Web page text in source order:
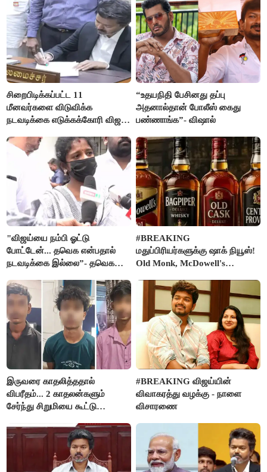
சிறைபிடிக்கப்பட்ட 11
மீனவர்களை விடுவிக்க
நடவடிக்கை எடுக்கக்கோரி விஜய்
“உதயநிதி பேசினது தப்பு
அதனால்தான் போலீஸ் கைது
பண்ணாங்க”- விஷால்
"விஜய்யை நம்பி ஓட்டு
போட்டேன்... தவெக என்பதால்
நடவடிக்கை இல்லை”- தவெக
கதறல்
#BREAKING
மதுப்பிரியர்களுக்கு ஷாக் நியூஸ்!
Old Monk, McDowell's
FSSAI தடை
இருவரை காதலித்ததால்
விபரீதம்... 2 காதலன்களும்
சேர்ந்து சிறுமியை கூட்டு
செய்த கொடூரம்
#BREAKING விஜய்யின்
விவாகரத்து வழக்கு - நாளை
விசாரணை